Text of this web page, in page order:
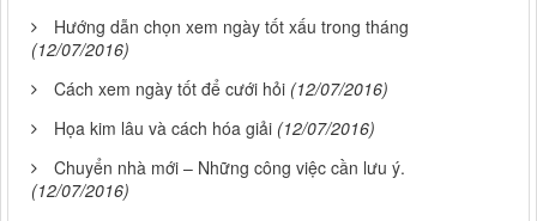
Hướng dẫn chọn xem ngày tốt xấu trong tháng
(12/07/2016)
Cách xem ngày tốt để cưới hỏi (12/07/2016)
Họa kim lâu và cách hóa giải (12/07/2016)
Chuyển nhà mới – Những công việc cần lưu ý.
(12/07/2016)